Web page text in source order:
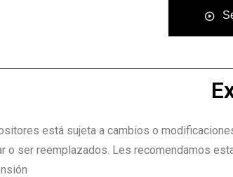
está sujeta a cambios o
o ser reemplazados. Les recomendamos